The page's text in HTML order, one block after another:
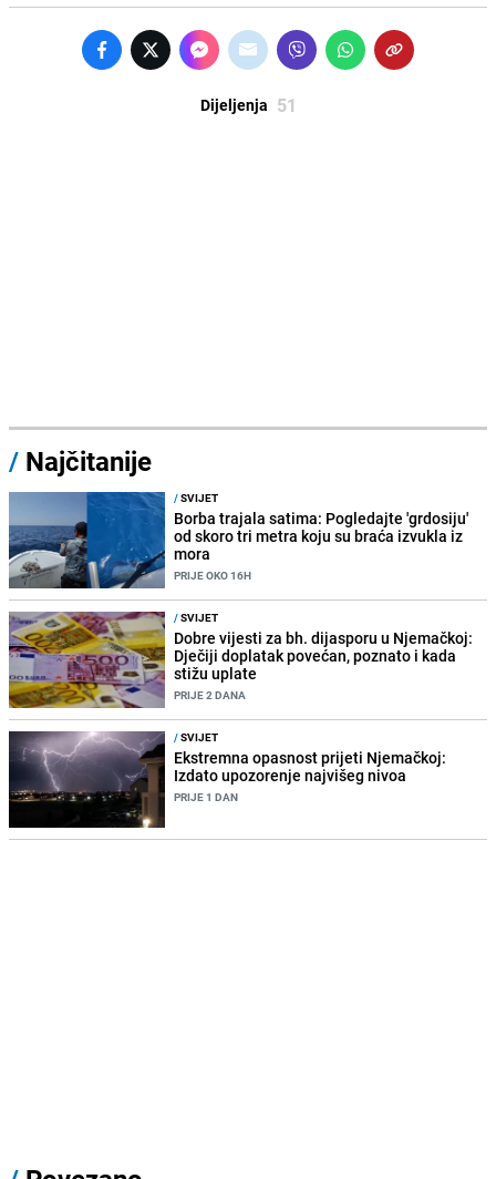
Dijeljenja 51
/ Najčitanije
/SVIJET
Borba trajala satima: Pogledajte 'grdosiju'
od skoro tri metra koju su braća izvukla iz
mora
PRIJE OKO 16H
/SVIJET
Dobre vijesti za bh. dijasporu u Njemačkoj:
Dječiji doplatak povećan, poznato i kada
stižu uplate
PRIJE 2 DANA
/SVIJET
Ekstremna opasnost prijeti Njemačkoj:
Izdato upozorenje najvišeg nivoa
PRIJE 1 DAN